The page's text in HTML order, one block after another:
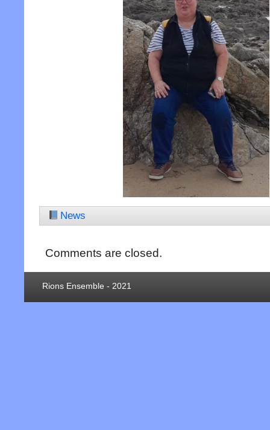
News
Comments are closed.
Rions Ensemble - 2021